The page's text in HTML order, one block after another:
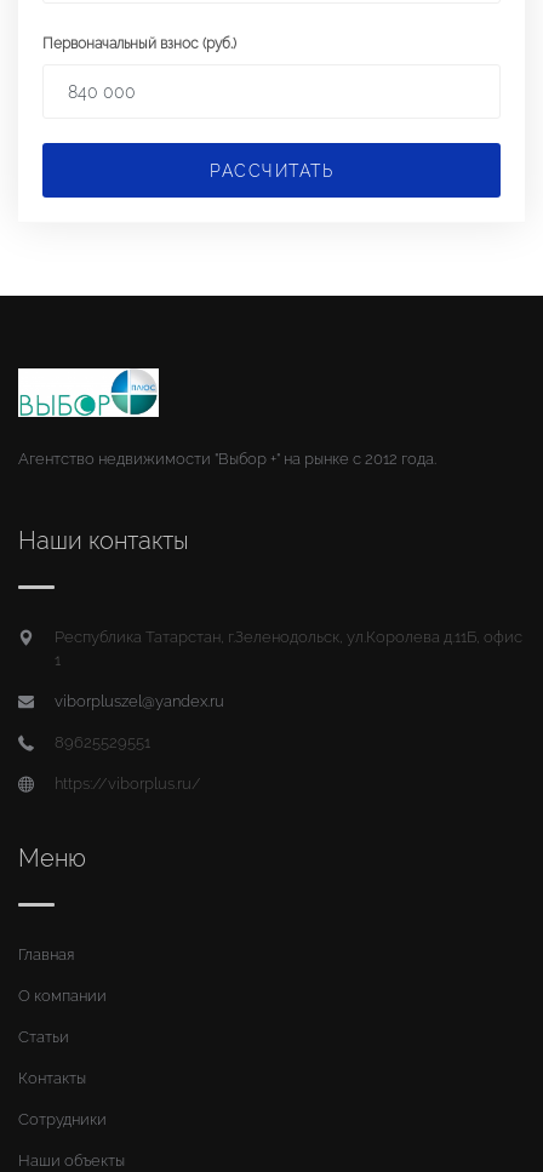
Первоначальный взнос (руб.)
РАССЧИТАТЬ
Агентство недвижимости "Выбор +" на рынке с 2012 года.
Наши контакты
Республика Татарстан, г.Зеленодольск, ул.Королева д.11Б, офис
1
viborpluszel@yandex.ru
89625529551
https://viborplus.ru/
Меню
Главная
О компании
Статьи
Контакты
Сотрудники
Наши объекты